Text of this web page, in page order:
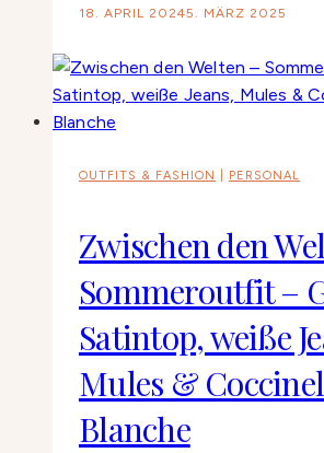
18. APRIL 20245. MÄRZ 2025
OUTFITS & FASHION PERSONAL
Zwischen den
Sommeroutfit –
Satintop, weiße
Mules &
Blanche